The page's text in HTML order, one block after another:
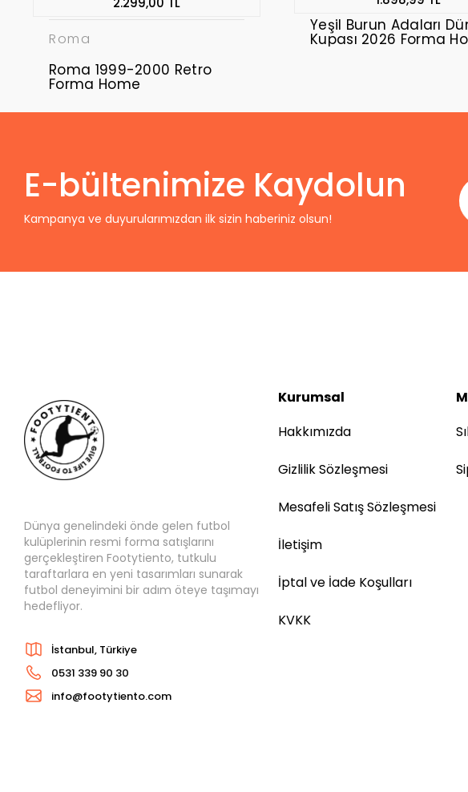
Roma
Roma 1999-2000 Retro
Forma Home
Yeşil Burun Adaları
Kupası 2026 Forma
E-bültenimize Kaydolun
Kampanya ve duyurularımızdan ilk sizin haberiniz olsun!
Dünya genelindeki önde gelen futbol
kulüplerinin resmi forma satışlarını
gerçekleştiren Footytiento, tutkulu
taraftarlara en yeni tasarımları sunarak
futbol deneyimini bir adım öteye taşımayı
hedefliyor.
İstanbul, Türkiye
0531 339 90 30
info@footytiento.com
Kurumsal
Hakkımızda
Gizlilik Sözleşmesi
Mesafeli Satış Sözleşmesi
İletişim
İptal ve İade Koşulları
KVKK